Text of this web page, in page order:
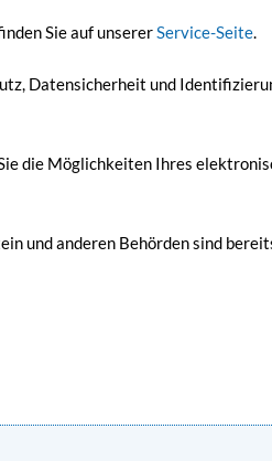
Sie auf unsererService-Seite.
Datensicherheit und
die Möglichkeiten Ihres
und anderen Behörden sind